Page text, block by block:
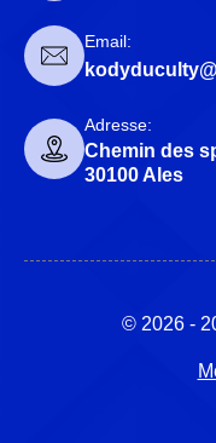
Email:
Adresse:
Chemin des
30100 Ales
© 2026 -